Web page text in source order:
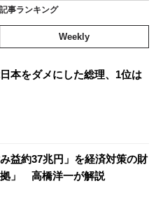
事ランキング
Weekly
本をダメにした総理、1位は
み益約37兆円」を経済対策の財
」 高橋洋一が解説